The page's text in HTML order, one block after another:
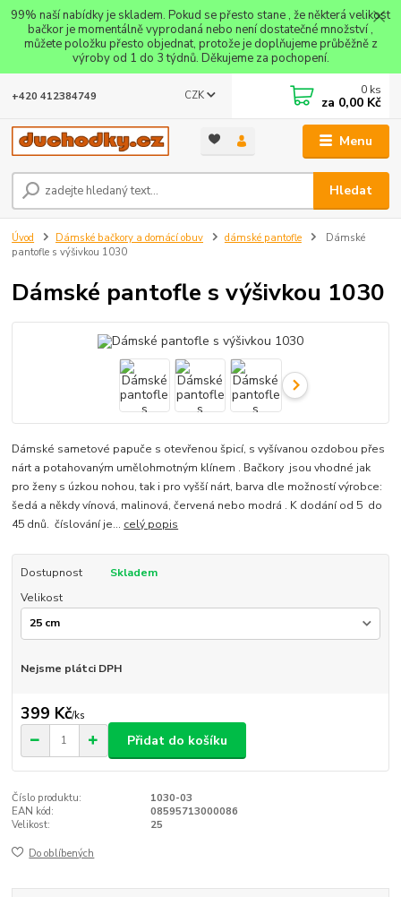
99% naší nabídky je skladem. Pokud se přesto stane , že některá velikost
bačkor je momentálně vyprodaná nebo není dostatečné množství ,
můžete položku přesto objednat, protože je doplňujeme průběžně z
výroby od 1 do 3 týdnů. Děkujeme za pochopení.
Menu
CZK
Hledat
+420 412384749 0 ks
za 0,00 Kč
Úvod Dámské bačkory a domácí obuv dámské pantofle
Dámské
pantofle s výšivkou 1030
Dámské pantofle s výšivkou 1030
Dámské sametové papuče s otevřenou špicí, s vyšívanou ozdobou přes
nárt a potahovaným umělohmotným klínem . Bačkory jsou vhodné jak
pro ženy s úzkou nohou, tak i pro vyšší nárt, barva dle možností výrobce:
šedá a někdy vínová, malinová, červená nebo modrá . K dodání od 5 do
45 dnů. číslování je... celý popis
Dostupnost
Skladem
Velikost
Nejsme plátci DPH
399 Kč/ks
Přidat do košíku
Číslo produktu:
1030-03
EAN kód:
08595713000086
Velikost:
25
Do oblíbených